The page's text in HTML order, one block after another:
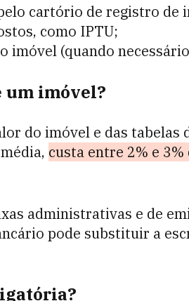
cartório de registro de
como IPTU;
imóvel (quando
um imóvel?
do imóvel e das tabelas
custa entre 2% e
administrativas e de
pode substituir a